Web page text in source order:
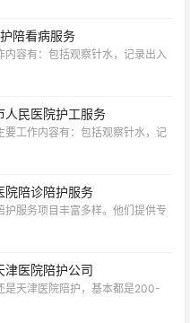
陪看病服务
内容有：包括观察针水，记录出入
人民医院护工服务
要工作内容有：包括观察针水，记
院陪诊陪护服务
护服务项目丰富多样。他们提供专
津医院陪护公司
是天津医院陪护，基本都是200-